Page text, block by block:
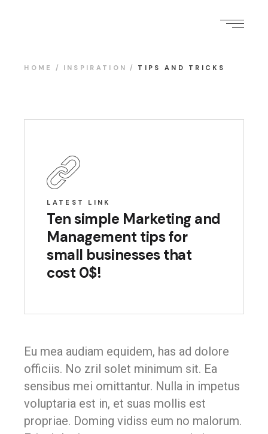
HOME INSPIRATION TIPS AND TRICKS
LATEST LINK
Ten simple Marketing and
Management tips for
small businesses that
cost 0$!
Eu mea audiam equidem, has ad dolore
officiis. No zril solet minimum sit. Ea
sensibus mei omittantur. Nulla in impetus
voluptaria est in, et suas mollis est
propriae. Doming vidiss eum no malorum.